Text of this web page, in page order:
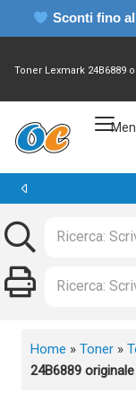
Sconti fino al
Toner Lexmark 24B6889
Home » Toner »
24B6889 originale